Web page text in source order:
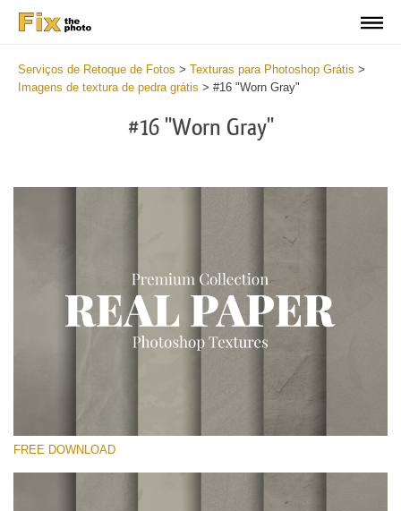
Serviços de Retoque de Fotos > Texturas para Photoshop Grátis >
Imagens de textura de pedra grátis > #16 "Worn Gray"
#16 "Worn Gray"
Por favor selecione
FREE DOWNLOAD